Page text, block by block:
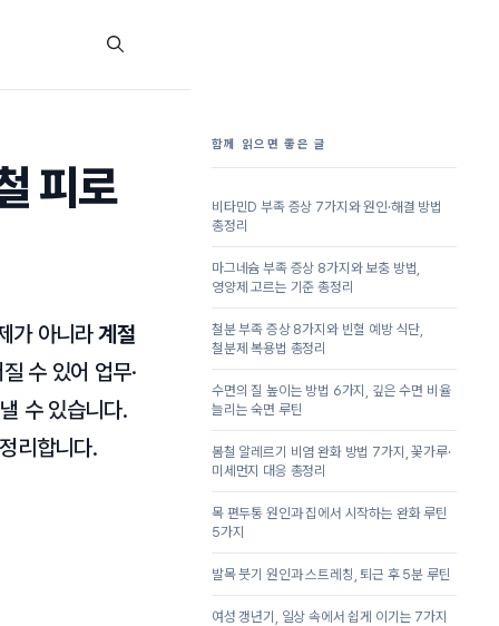
피로
가 아니라계절
수 있어 업무·
수 있습니다.
리합니다.
함께 읽으면 좋은 글
비타민D 부족 증상 7가지와 원인·해결 방법
총정리
마그네슘 부족 증상 8가지와 보충 방법,
영양제 고르는 기준 총정리
철분 부족 증상 8가지와 빈혈 예방 식단,
철분제 복용법 총정리
수면의 질 높이는 방법 6가지, 깊은 수면 비율
늘리는 숙면 루틴
봄철 알레르기 비염 완화 방법 7가지, 꽃가루·
미세먼지 대응 총정리
목 편두통 원인과 집에서 시작하는 완화 루틴
5가지
발목 붓기 원인과 스트레칭, 퇴근 후 5분 루틴
여성 갱년기, 일상 속에서 쉽게 이기는 7가지